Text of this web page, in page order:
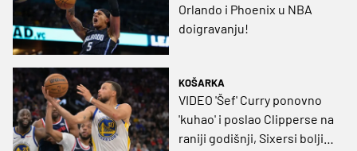
Orlando i Phoenix u NBA
doigravanju!
KOŠARKA
VIDEO 'Šef' Curry ponovno
'kuhao' i poslao Clipperse na
raniji godišnji, Sixersi bolji